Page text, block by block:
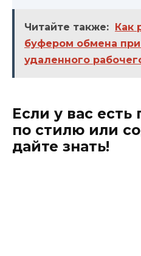
Читайте также: Как
буфером обмена
удаленного
Если у вас есть
по стилю или
дайте знать!